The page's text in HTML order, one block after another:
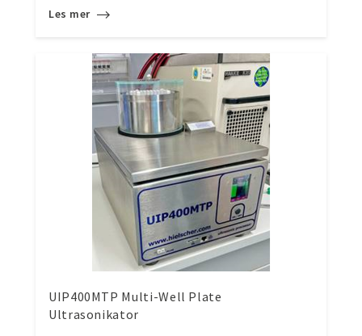
Les mer
UIP400MTP Multi-Well Plate
Ultrasonikator